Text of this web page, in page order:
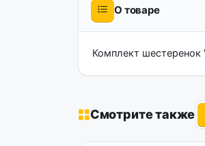
О товаре
Комплект
Смотрите также